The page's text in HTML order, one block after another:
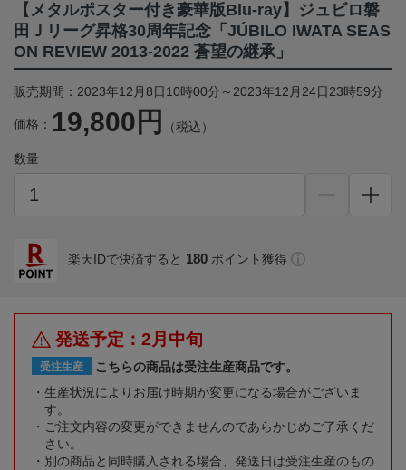
【メタルポスター付き豪華版Blu-ray】ジュビロ磐
田Ｊリーグ昇格30周年記念「JÚBILO IWATA SEAS
ON REVIEW 2013-2022 蒼望の継承」
販売期間：2023年12月8日10時00分～2023年12月24日23時59分
価格： 19,800円 （税込）
数量
楽天IDで決済すると 180 ポイント獲得
発送予定：2月中旬
受注生産
こちらの商品は受注生産商品です。
生産状況によりお届け時期が変更になる場合がございま
す。
ご注文内容の変更ができませんのであらかじめご了承くだ
さい。
別の商品と同時購入される場合、発送日は受注生産のもの